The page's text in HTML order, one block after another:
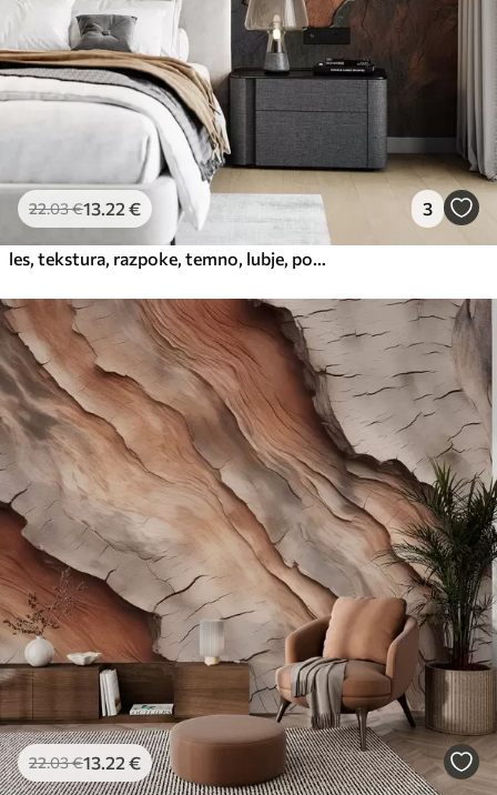
.0039.00€
Peel and Stick
81.6749.00€/m²
22.03€13 .22 € 3
22.03€13 .22 €